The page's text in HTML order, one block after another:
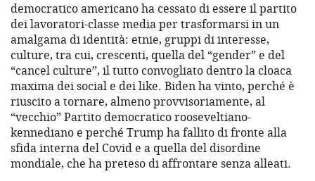
democratico americano ha cessato di essere il partito
dei lavoratori-classe media per trasformarsi in un
amalgama di identità: etnie, gruppi di interesse,
culture, tra cui, crescenti, quella del “gender” e del
“cancel culture”, il tutto convogliato dentro la cloaca
maxima dei social e dei like. Biden ha vinto, perché è
riuscito a tornare, almeno provvisoriamente, al
“vecchio” Partito democratico rooseveltiano-
kennediano e perché Trump ha fallito di fronte alla
sfida interna del Covid e a quella del disordine
mondiale, che ha preteso di affrontare senza alleati.